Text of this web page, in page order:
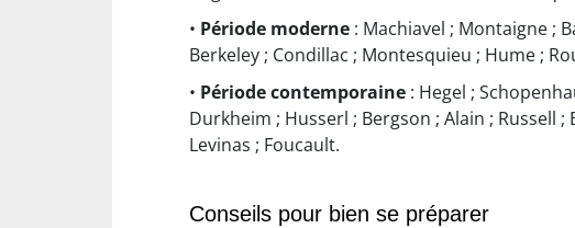
• Période moderne : Machiavel ; Montaigne ;
Berkeley ; Condillac ; Montesquieu ; Hume ;
• Période contemporaine : Hegel ;
Durkheim ; Husserl ; Bergson ; Alain ; Russell
Levinas ; Foucault.
Conseils pour bien se préparer